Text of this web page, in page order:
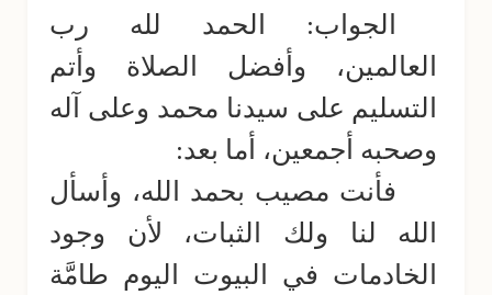
الجواب: الحمد لله رب
العالمين، وأفضل الصلاة وأتم
التسليم على سيدنا محمد وعلى آله
وصحبه أجمعين، أما بعد:
فأنت مصيب بحمد الله، وأسأل
الله لنا ولك الثبات، لأن وجود
الخادمات في البيوت اليوم طامَّة